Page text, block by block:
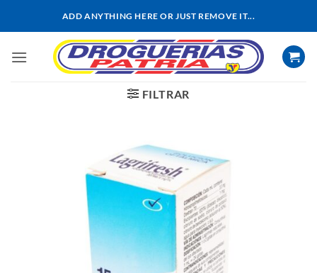
ADD ANYTHING HERE OR JUST REMOVE IT...
FILTRAR